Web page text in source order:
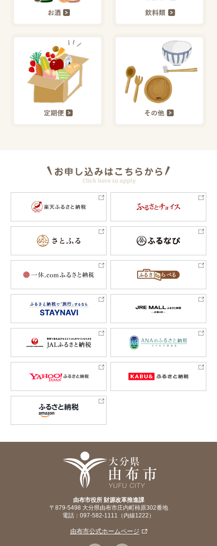
由布市役所 財源改革推進課
〒879-5498 大分県由布市庄内町柿原302番地
電話：097-582-1111（内線1222）
由布市公式ホームページ